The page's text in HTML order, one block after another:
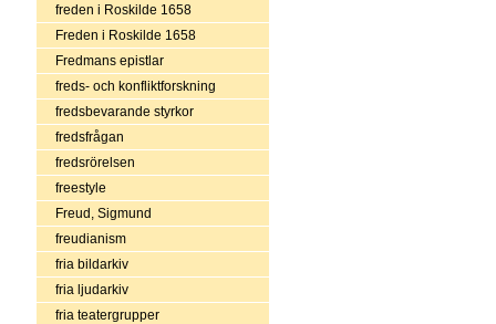
freden i Roskilde 1658
Freden i Roskilde 1658
Fredmans epistlar
freds- och konfliktforskning
fredsbevarande styrkor
fredsfrågan
fredsrörelsen
freestyle
Freud, Sigmund
freudianism
fria bildarkiv
fria ljudarkiv
fria teatergrupper